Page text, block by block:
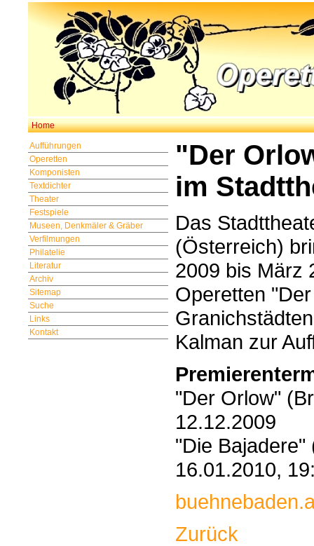
Home
Aufführungen
Operetten
Komponisten
Textdichter
Theater
Festspiele
Museen, Denkmäler & Gräber
Verfilmungen
Philatelie
Literatur
Archiv
Sitemap
Suche
Links
Kontakt
"Der
im
Das
(Österreich)
2009 bis März
Operetten
Kalman zur
"Der Orlow"
12.12.2009
"Die Bajadere"
16.01.2010,
Zurück